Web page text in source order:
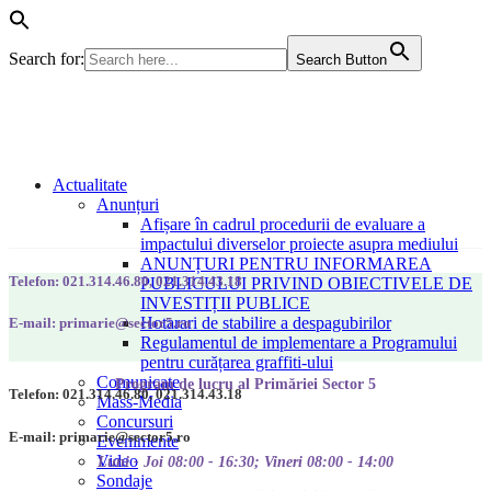
Search for: Search Button
Actualitate
Anunțuri
Afișare în cadrul procedurii de evaluare a
impactului diverselor proiecte asupra mediului
ANUNȚURI PENTRU INFORMAREA
PUBLICULUI PRIVIND OBIECTIVELE DE
INVESTIȚII PUBLICE
Hotarari de stabilire a despagubirilor
Regulamentul de implementare a Programului
pentru curățarea graffiti-ului
Comunicate
Mass-Media
Concursuri
Evenimente
Video
Sondaje
Telefon: 021.314.46.80, 021.314.43.18
E-mail: primarie@sector5.ro
Program de lucru al Primăriei Sector 5
Luni - Joi 08:00 - 16:30; Vineri 08:00 - 14:00
Telefon: 021.314.46.80, 021.314.43.18
E-mail: primarie@sector5.ro